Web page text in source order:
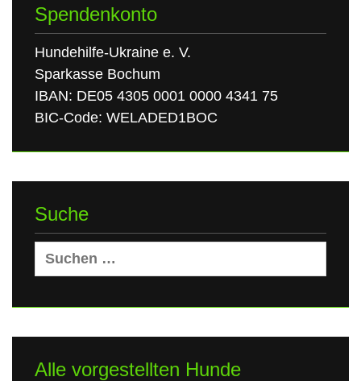
Spendenkonto
Hundehilfe-Ukraine e. V.
Sparkasse Bochum
IBAN: DE05 4305 0001 0000 4341 75
BIC-Code: WELADED1BOC
Suche
Suchen
nach:
Alle vorgestellten Hunde